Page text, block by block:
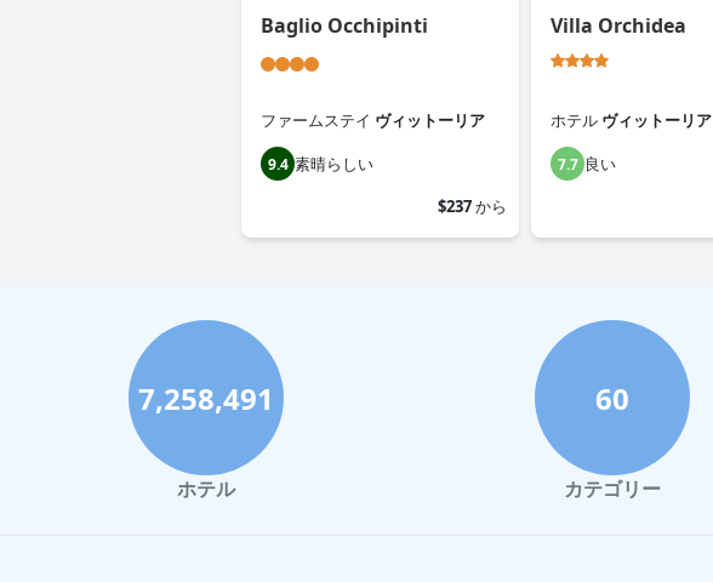
Baglio Occhipinti
ファームステイ ヴィットーリア
9.4 素晴らしい
$237から
Villa Orchidea
ホテル ヴィットーリア
7.7 良い
7,258,491
ホテル
60
カテゴリー